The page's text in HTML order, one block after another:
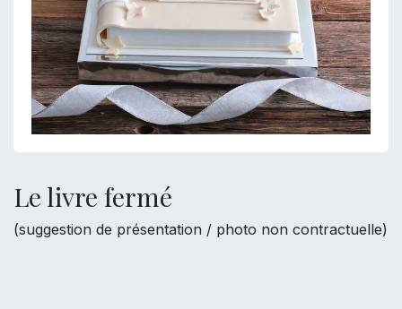
Le livre fermé
(suggestion de présentation / photo non contractuelle)